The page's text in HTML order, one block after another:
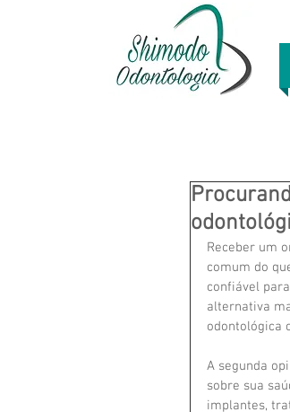
Receber um
comum do
confiável
alternativa
odontológica
A segunda
sobre sua
implantes,